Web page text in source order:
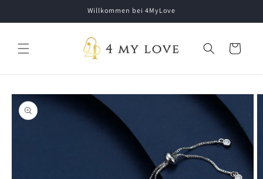
Willkommen bei 4MyLove
Warenkorb